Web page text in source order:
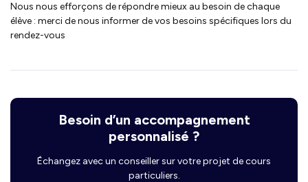
Nous nous efforçons de répondre mieux au besoin de chaque
élève : merci de nous informer de vos besoins spécifiques lors du
rendez-vous
Besoin d’un accompagnement
personnalisé ?
Échangez avec un conseiller sur votre projet de cours
particuliers.